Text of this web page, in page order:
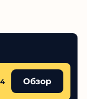
Обзор